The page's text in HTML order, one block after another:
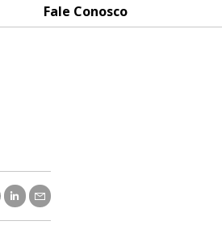
Fale Conosco